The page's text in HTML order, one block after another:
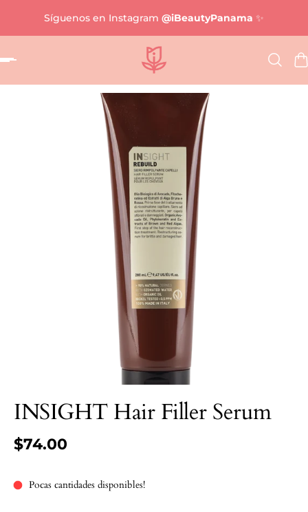
contenidoSíguenos en Instagram @iBeautyPanama ✨
INSIGHT Hair Filler Serum
$74.00
Pocas cantidades disponibles!